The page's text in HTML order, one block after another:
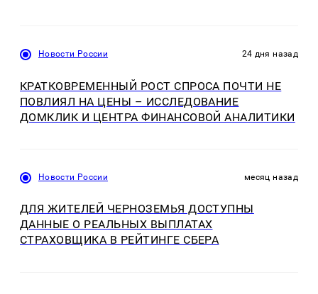
Новости России 24 дня назад
КРАТКОВРЕМЕННЫЙ РОСТ СПРОСА ПОЧТИ НЕ
ПОВЛИЯЛ НА ЦЕНЫ – ИССЛЕДОВАНИЕ
ДОМКЛИК И ЦЕНТРА ФИНАНСОВОЙ АНАЛИТИКИ
Новости России месяц назад
ДЛЯ ЖИТЕЛЕЙ ЧЕРНОЗЕМЬЯ ДОСТУПНЫ
ДАННЫЕ О РЕАЛЬНЫХ ВЫПЛАТАХ
СТРАХОВЩИКА В РЕЙТИНГЕ СБЕРА